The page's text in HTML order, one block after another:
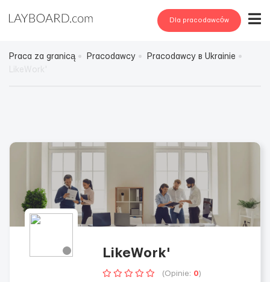
Dla pracodawców
Praca za granicą Pracodawcy
Pracodawcy в Ukrainie
LikeWork'
(Opinie: 0)